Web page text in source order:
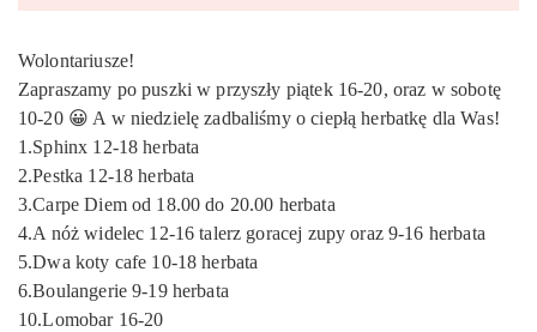
Wolontariusze!
Zapraszamy po puszki w przyszły piątek 16-20, oraz w sobotę
10-20 😀 A w niedzielę zadbaliśmy o ciepłą herbatkę dla Was!
1.Sphinx 12-18 herbata
2.Pestka 12-18 herbata
3.Carpe Diem od 18.00 do 20.00 herbata
4.A nóż widelec 12-16 talerz goracej zupy oraz 9-16 herbata
5.Dwa koty cafe 10-18 herbata
6.Boulangerie 9-19 herbata
10.Lomobar 16-20